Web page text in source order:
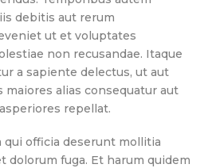
debitis aut rerum
ut et voluptates
non recusandae. Itaque
a sapiente delectus, ut aut
alias consequatur aut
repellat.
officia deserunt mollitia
dolorum fuga. Et harum quidem